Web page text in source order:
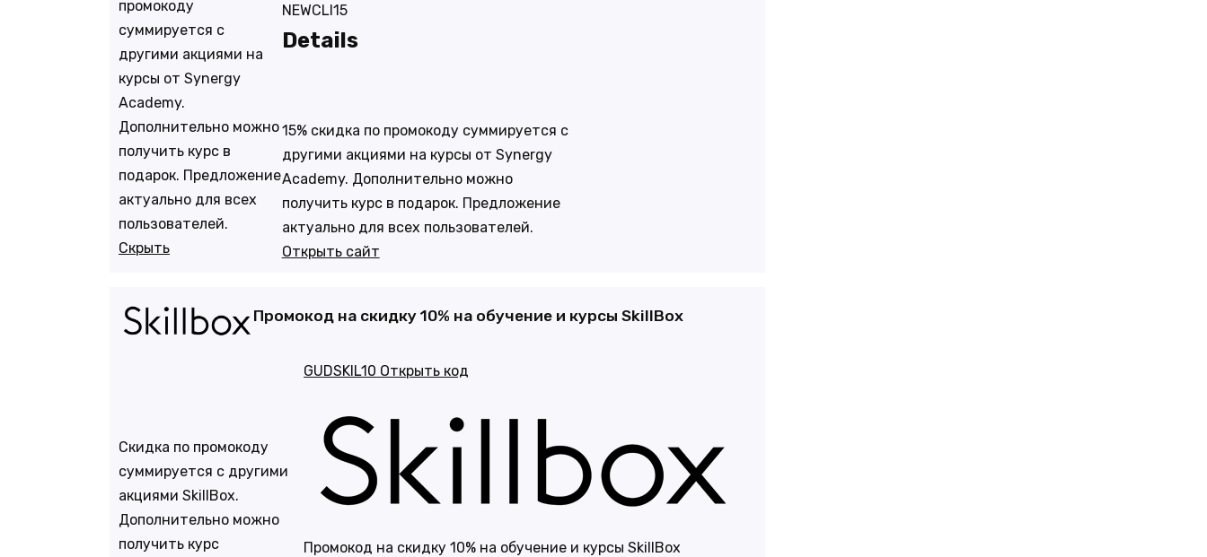
промокоду
суммируется с
другими акциями на
курсы от Synergy
Academy.
Дополнительно можно
получить курс в
подарок. Предложение
актуально для всех
пользователей.
Скрыть
NEWCLI15
Details
15% скидка по промокоду суммируется с
другими акциями на курсы от Synergy
Academy. Дополнительно можно
получить курс в подарок. Предложение
актуально для всех пользователей.
Открыть сайт
Промокод на скидку 10% на обучение и курсы SkillBox
Скидка по промокоду
суммируется с другими
акциями SkillBox.
Дополнительно можно
получить курс
GUDSKIL10 Открыть код
Промокод на скидку 10% на обучение и курсы SkillBox